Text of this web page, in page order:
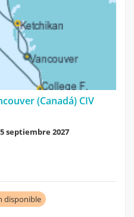
(Canadá) CIV
septiembre 2027
disponible